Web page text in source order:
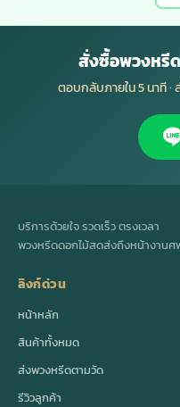
สั่งซื้อพวงหรี
ตอบกลับภายใน 5 นาที ·
บริการด้วยใจ รวดเร็ว ตรงเวลา
พวงหรีดดอกไม้สดส่งถึงหน้างานศ
ลิงก์ด่วน
หน้าหลัก
สินค้าทั้งหมด
ส่งพวงหรีดตามวัด
รีวิวลูกค้า